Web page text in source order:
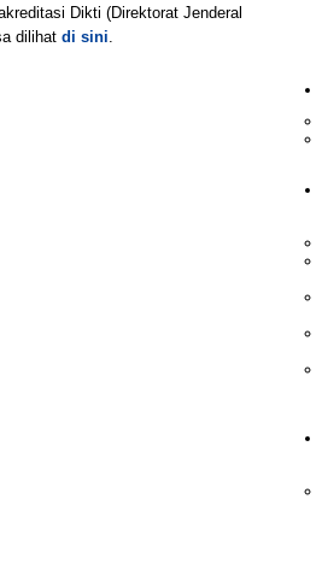
Dikti (Direktorat Jenderal
dilihat di sini.